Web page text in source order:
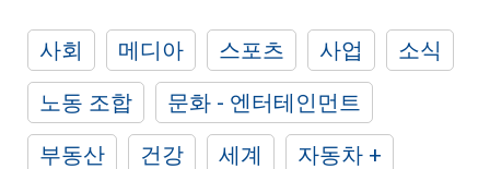
사회 메디아 스포츠 사업
소식
노동 조합
문화 - 엔터테인먼트
부동산
건강 세계
자동차 +